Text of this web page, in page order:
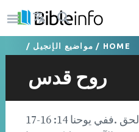
HOME
/ مواضيع الإنجيل /
روح قدس
الروح القدس هو مصدر الحق .ففي يوحنا 14: 16-17